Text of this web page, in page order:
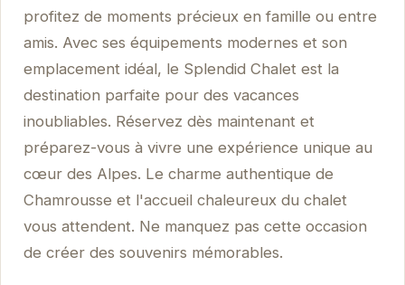
profitez de moments précieux en famille ou entre
amis. Avec ses équipements modernes et son
emplacement idéal, le Splendid Chalet est la
destination parfaite pour des vacances
inoubliables. Réservez dès maintenant et
préparez-vous à vivre une expérience unique au
cœur des Alpes. Le charme authentique de
Chamrousse et l'accueil chaleureux du chalet
vous attendent. Ne manquez pas cette occasion
de créer des souvenirs mémorables.